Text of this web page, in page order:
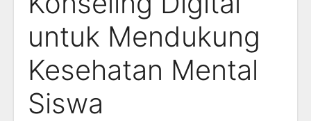
untuk Mendukung
Kesehatan Mental
Siswa